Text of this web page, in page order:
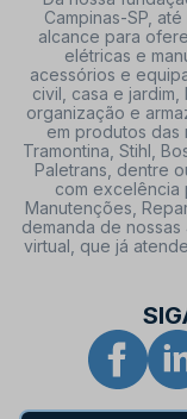
Campinas-SP,
alcance para
elétricas e
acessórios e
civil, casa e jardim,
organização e
em produtos das
Tramontina, Stihl,
Paletrans, dentre
com excelência
Manutenções,
demanda de
virtual, que já